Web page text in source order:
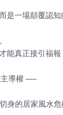
是一場顛覆認
能真正接引福報
導權 ──
身的居家風水